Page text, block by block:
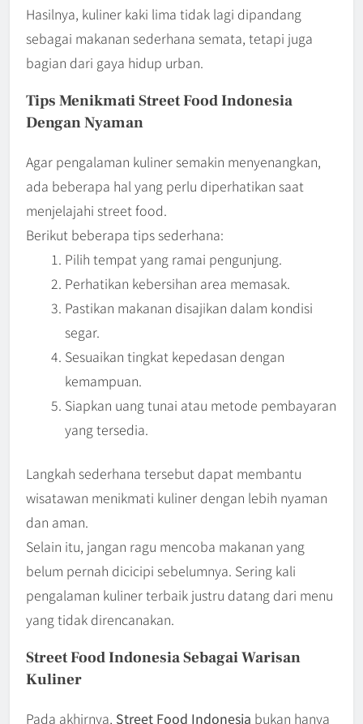
Hasilnya, kuliner kaki lima tidak lagi dipandang
sebagai makanan sederhana semata, tetapi juga
bagian dari gaya hidup urban.
Tips Menikmati Street Food Indonesia
Dengan Nyaman
Agar pengalaman kuliner semakin menyenangkan,
ada beberapa hal yang perlu diperhatikan saat
menjelajahi street food.
Berikut beberapa tips sederhana:
Pilih tempat yang ramai pengunjung.
Perhatikan kebersihan area memasak.
Pastikan makanan disajikan dalam kondisi
segar.
Sesuaikan tingkat kepedasan dengan
kemampuan.
Siapkan uang tunai atau metode pembayaran
yang tersedia.
Langkah sederhana tersebut dapat membantu
wisatawan menikmati kuliner dengan lebih nyaman
dan aman.
Selain itu, jangan ragu mencoba makanan yang
belum pernah dicicipi sebelumnya. Sering kali
pengalaman kuliner terbaik justru datang dari menu
yang tidak direncanakan.
Street Food Indonesia Sebagai Warisan
Kuliner
Pada akhirnya, Street Food Indonesia bukan hanya